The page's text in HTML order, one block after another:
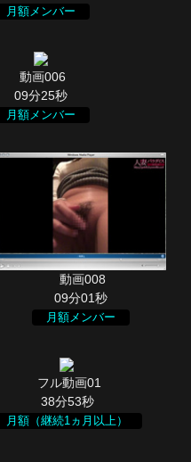
月額メンバー
09分25秒
月額メンバー
09分01秒
月額メンバー
38分53秒
月額（継続1ヵ月以上）